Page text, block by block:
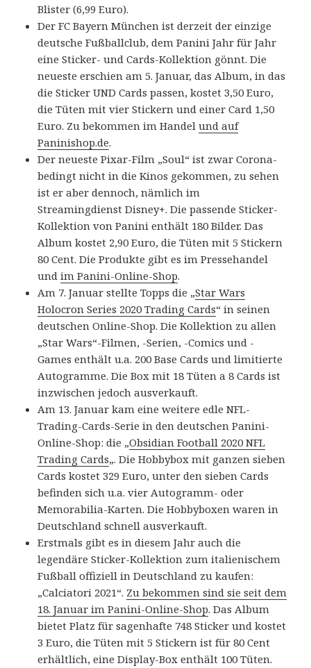
Blister (6,99 Euro).
Der FC Bayern München ist derzeit der einzige
deutsche Fußballclub, dem Panini Jahr für Jahr
eine Sticker- und Cards-Kollektion gönnt. Die
neueste erschien am 5. Januar, das Album, in das
die Sticker UND Cards passen, kostet 3,50 Euro,
die Tüten mit vier Stickern und einer Card 1,50
Euro. Zu bekommen im Handelund auf
Paninishop.de.
Der neueste Pixar-Film „Soul“ ist zwar Corona-
bedingt nicht in die Kinos gekommen, zu sehen
ist er aber dennoch, nämlich im
Streamingdienst Disney+. Die passende Sticker-
Kollektion von Panini enthält 180 Bilder. Das
Album kostet 2,90 Euro, die Tüten mit 5 Stickern
80 Cent. Die Produkte gibt es im Pressehandel
undim Panini-Online-Shop.
Am 7. Januar stellte Topps die „Star Wars
Holocron Series 2020 Trading Cards“ in seinen
deutschen Online-Shop. Die Kollektion zu allen
„Star Wars“-Filmen, -Serien, -Comics und -
Games enthält u.a. 200 Base Cards und limitierte
Autogramme. Die Box mit 18 Tüten a 8 Cards ist
inzwischen jedoch ausverkauft.
Am 13. Januar kam eine weitere edle NFL-
Trading-Cards-Serie in den deutschen Panini-
Online-Shop: die „Obsidian Football 2020 NFL
Trading Cards„. Die Hobbybox mit ganzen sieben
Cards kostet 329 Euro, unter den sieben Cards
befinden sich u.a. vier Autogramm- oder
Memorabilia-Karten. Die Hobbyboxen waren in
Deutschland schnell ausverkauft.
Erstmals gibt es in diesem Jahr auch die
legendäre Sticker-Kollektion zum italienischem
Fußball offiziell in Deutschland zu kaufen:
„Calciatori 2021“. Zu bekommen sind sie seit dem
18. Januar im Panini-Online-Shop. Das Album
bietet Platz für sagenhafte 748 Sticker und kostet
3 Euro, die Tüten mit 5 Stickern ist für 80 Cent
erhältlich, eine Display-Box enthält 100 Tüten.